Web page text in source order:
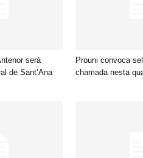
será
de Sant’Ana
Prouni convoca
chamada nesta